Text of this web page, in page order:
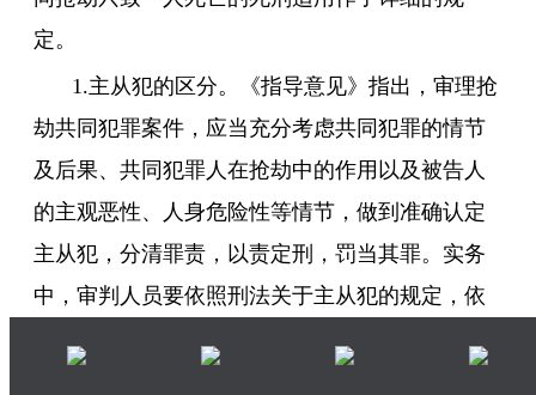
定。
1.主从犯的区分。《指导意见》指出，审理抢
劫共同犯罪案件，应当充分考虑共同犯罪的情节
及后果、共同犯罪人在抢劫中的作用以及被告人
的主观恶性、人身危险性等情节，做到准确认定
主从犯，分清罪责，以责定刑，罚当其罪。实务
中，审判人员要依照刑法关于主从犯的规定，依